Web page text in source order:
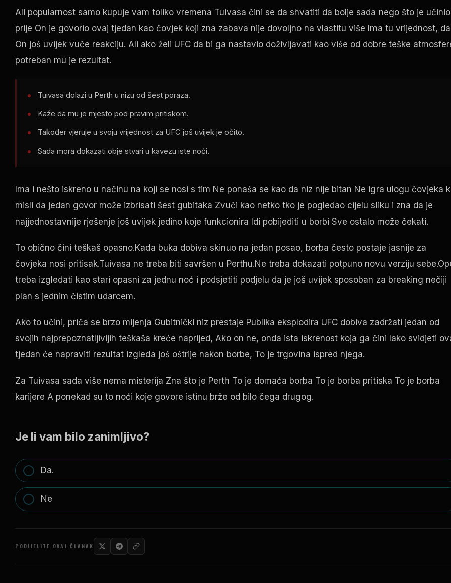
Ali popularnost samo kupuje vam toliko vremena Tuivasa čini se da shvatiti da bolje sada nego što je učinio
prije On je govorio ovaj tjedan kao čovjek koji zna zabava nije dovoljno na vlastitu više Ima tu vrijednost,
On još uvijek vuče reakciju. Ali ako želi UFC da bi ga nastavio doživljavati kao više od dobre teške
potreban mu je rezultat.
Tuivasa dolazi u Perth u nizu od šest poraza.
Kaže da mu je mjesto pod pravim pritiskom.
Također vjeruje u svoju vrijednost za UFC još uvijek je očito.
Sada mora dokazati obje stvari u kavezu iste noći.
Ima i nešto iskreno u načinu na koji se nosi s tim Ne ponaša se kao da niz nije bitan Ne igra ulogu čovjeka
misli da jedan govor može izbrisati šest gubitaka Zvuči kao netko tko je pogledao cijelu sliku i zna da je
najjednostavnije rješenje još uvijek jedino koje funkcionira Idi pobijediti u borbi Sve ostalo može čekati.
To obično čini teškaš opasno.Kada buka dobiva skinuo na jedan posao, borba često postaje jasnije za
čovjeka nosi pritisak.Tuivasa ne treba biti savršen u Perthu.Ne treba dokazati potpuno novu verziju
treba izgledati kao stari opasni za jednu noć i podsjetiti podjelu da je još uvijek sposoban za breaking nečiji
plan s jednim čistim udarcem.
Ako to učini, priča se brzo mijenja Gubitnički niz prestaje Publika eksplodira UFC dobiva zadržati jedan od
svojih najprepoznatljivijih teškaša kreće naprijed, Ako on ne, onda ista iskrenost koja ga čini lako svidjeti
tjedan će napraviti rezultat izgleda još oštrije nakon borbe, To je trgovina ispred njega.
Za Tuivasa sada više nema misterija Zna što je Perth To je domaća borba To je borba pritiska To je borba
karijere A ponekad su to noći koje govore istinu brže od bilo čega drugog.
Je li vam bilo zanimljivo?
Da.
Ne
PODIJELITE OVAJ ČLANAK